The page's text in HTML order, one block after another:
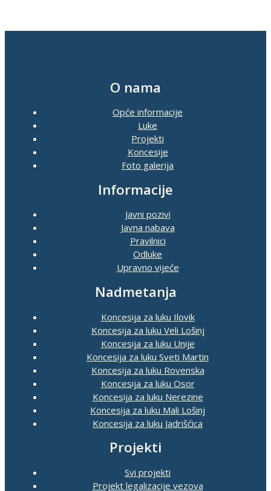
O nama
Opće informacije
Luke
Projekti
Koncesije
Foto galerija
Informacije
Javni pozivi
Javna nabava
Pravilnici
Odluke
Upravno vijeće
Nadmetanja
Koncesija za luku Ilovik
Koncesija za luku Veli Lošinj
Koncesija za luku Unije
Koncesija za luku Sveti Martin
Koncesija za luku Rovenska
Koncesija za luku Osor
Koncesija za luku Nerezine
Koncesija za luku Mali Lošinj
Koncesija za luku Jadrišćica
Projekti
Svi projekti
Projekt legalizacije vezova